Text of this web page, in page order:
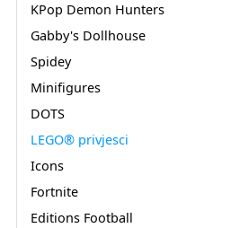
KPop Demon Hunters
Gabby's Dollhouse
Spidey
Minifigures
DOTS
LEGO® privjesci
Icons
Fortnite
Editions Football